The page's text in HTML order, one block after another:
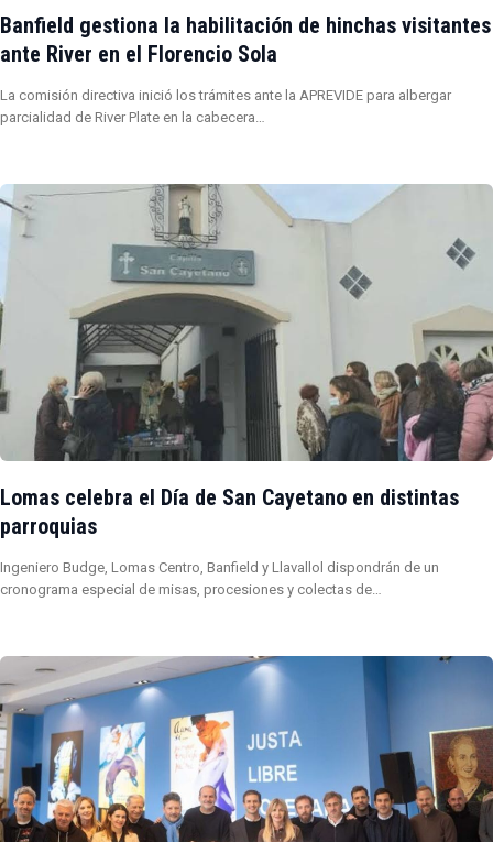
Banfield gestiona la habilitación de hinchas visitantes
ante River en el Florencio Sola
La comisión directiva inició los trámites ante la APREVIDE para albergar
parcialidad de River Plate en la cabecera…
Lomas celebra el Día de San Cayetano en distintas
parroquias
Ingeniero Budge, Lomas Centro, Banfield y Llavallol dispondrán de un
cronograma especial de misas, procesiones y colectas de…